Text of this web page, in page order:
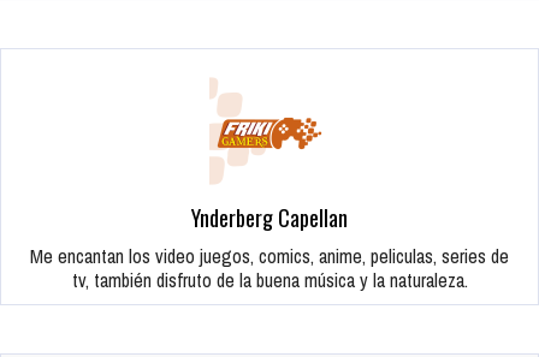
Ynderberg Capellan
Me encantan los video juegos, comics, anime, peliculas, series de
tv, también disfruto de la buena música y la naturaleza.